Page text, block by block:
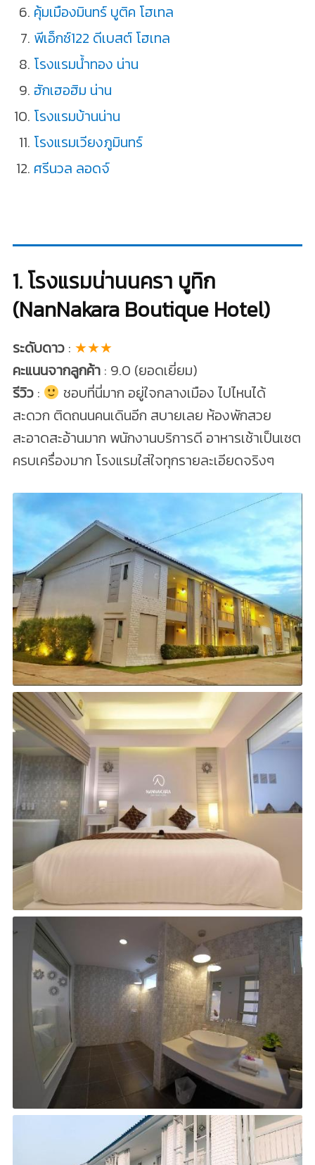
คุ้มเมืองมินทร์ บูติค โฮเทล
พีเอ็กซ์122 ดีเบสต์ โฮเทล
โรงแรมน้ำทอง น่าน
ฮักเฮอฮิม น่าน
โรงแรมบ้านน่าน
โรงแรมเวียงภูมินทร์
ศรีนวล ลอดจ์
1. โรงแรมน่านนครา บูทิก
(NanNakara Boutique Hotel)
ระดับดาว: ★★★
คะแนนจากลูกค้า : 9.0 (ยอดเยี่ยม)
รีวิว:
ชอบที่นี่มาก อยู่ใจกลางเมือง ไปไหนได้
สะดวก ติดถนนคนเดินอีก สบายเลย ห้องพักสวย
สะอาดสะอ้านมาก พนักงานบริการดี อาหารเช้าเป็นเซต
ครบเครื่องมาก โรงแรมใส่ใจทุกรายละเอียดจริงๆ